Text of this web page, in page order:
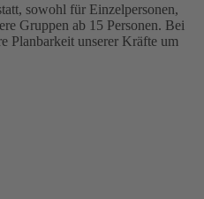
sowohl für Einzelpersonen,
Gruppen ab 15 Personen. Bei
Planbarkeit unserer Kräfte um